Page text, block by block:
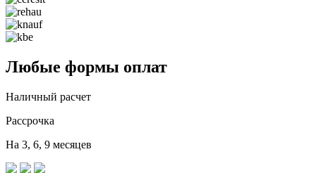
Любые формы оплат
Наличный расчет
Рассрочка
На 3, 6, 9 месяцев